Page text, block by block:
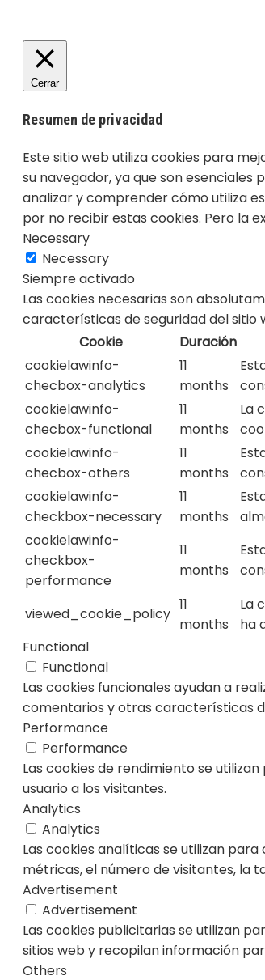
Cerrar
Resumen de privacidad
Este sitio web utiliza cookies para
su navegador, ya que son esenciales
analizar y comprender cómo utiliza
por no recibir estas cookies. Pero la
Necessary
Necessary
Siempre activado
Las cookies necesarias son
características de seguridad del sitio
Cookie
Duración
cookielawinfo-
checbox-analytics
11
months
cookielawinfo-
checbox-functional
11
months
La
cookielawinfo-
checbox-others
11
months
cookielawinfo-
checkbox-necessary
11
months
cookielawinfo-
checkbox-
performance
11
months
viewed_cookie_policy
11
months
La
ha
Functional
Functional
Las cookies funcionales ayudan a
comentarios y otras características
Performance
Performance
Las cookies de rendimiento se
usuario a los visitantes.
Analytics
Analytics
Las cookies analíticas se utilizan
métricas, el número de visitantes, la
Advertisement
Advertisement
Las cookies publicitarias se utilizan
sitios web y recopilan información
Others